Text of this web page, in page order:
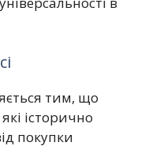
тим, що
історично
покупки